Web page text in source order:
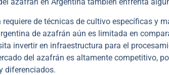
azafrán en Argentina también enfrenta
requiere de técnicas de cultivo específicas y
de azafrán aún es limitada en
invertir en infraestructura para el
del azafrán es altamente competitivo,
diferenciados.